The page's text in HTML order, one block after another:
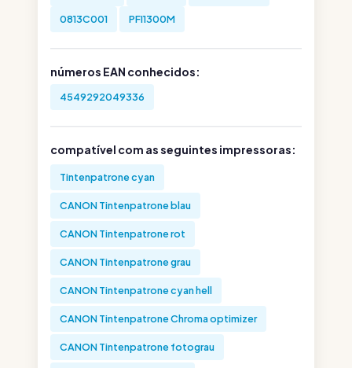
0813C001 PFI1300M
números EAN conhecidos:
4549292049336
compatível com as seguintes impressoras:
Tintenpatrone cyan
CANON Tintenpatrone blau
CANON Tintenpatrone rot
CANON Tintenpatrone grau
CANON Tintenpatrone cyan hell
CANON Tintenpatrone Chroma optimizer
CANON Tintenpatrone fotograu